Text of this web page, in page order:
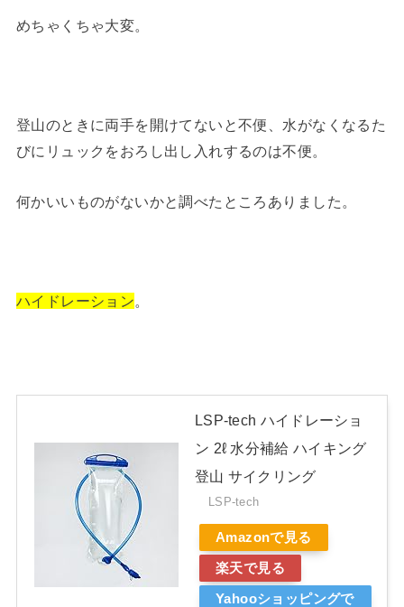
めちゃくちゃ大変。
登山のときに両手を開けてないと不便、水がなくなるた
びにリュックをおろし出し入れするのは不便。
何かいいものがないかと調べたところありました。
ハイドレーション。
LSP-tech ハイドレーショ
ン 2ℓ 水分補給 ハイキング
登山 サイクリング
LSP-tech
Amazonで見る
楽天で見る
Yahooショッピングで